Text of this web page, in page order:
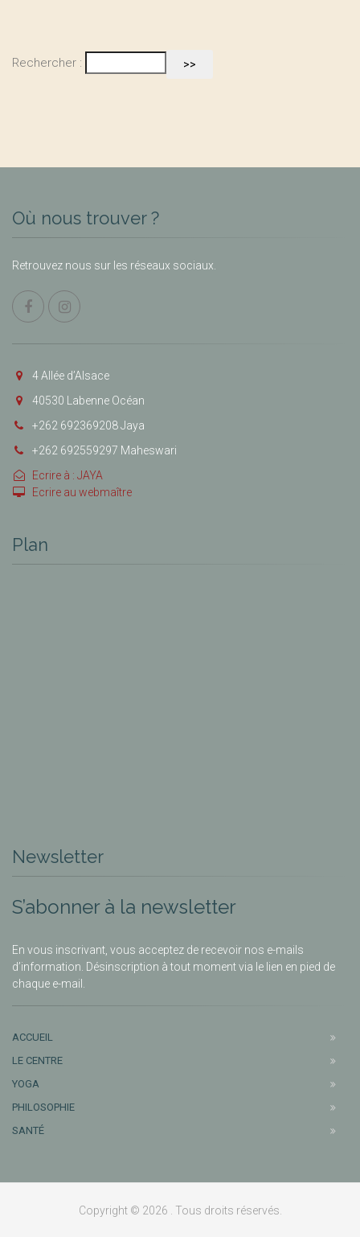
Rechercher :
Où nous trouver ?
Retrouvez nous sur les réseaux sociaux.
4 Allée d’Alsace
40530 Labenne Océan
+262 692369208 Jaya
+262 692559297 Maheswari
Ecrire à : JAYA
Ecrire au webmaître
Plan
Newsletter
S’abonner à la newsletter
En vous inscrivant, vous acceptez de recevoir nos e-mails
d’information. Désinscription à tout moment via le lien en pied de
chaque e-mail.
ACCUEIL
LE CENTRE
YOGA
PHILOSOPHIE
SANTÉ
Copyright © 2026 . Tous droits réservés.